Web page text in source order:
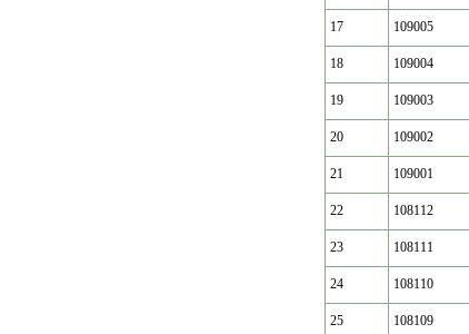
17 109005
18 109004
19 109003
20 109002
21 109001
22 108112
23 108111
24 108110
25 108109